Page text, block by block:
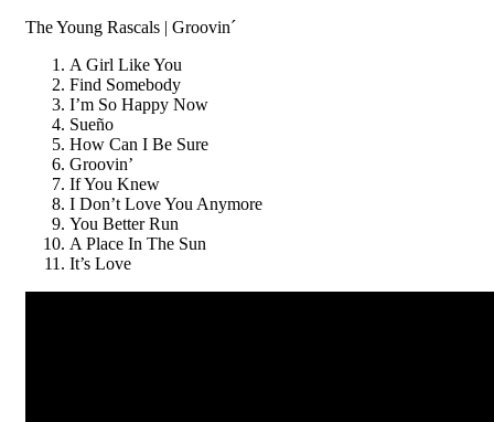
The Young Rascals | Groovin´
A Girl Like You
Find Somebody
I’m So Happy Now
Sueño
How Can I Be Sure
Groovin’
If You Knew
I Don’t Love You Anymore
You Better Run
A Place In The Sun
It’s Love